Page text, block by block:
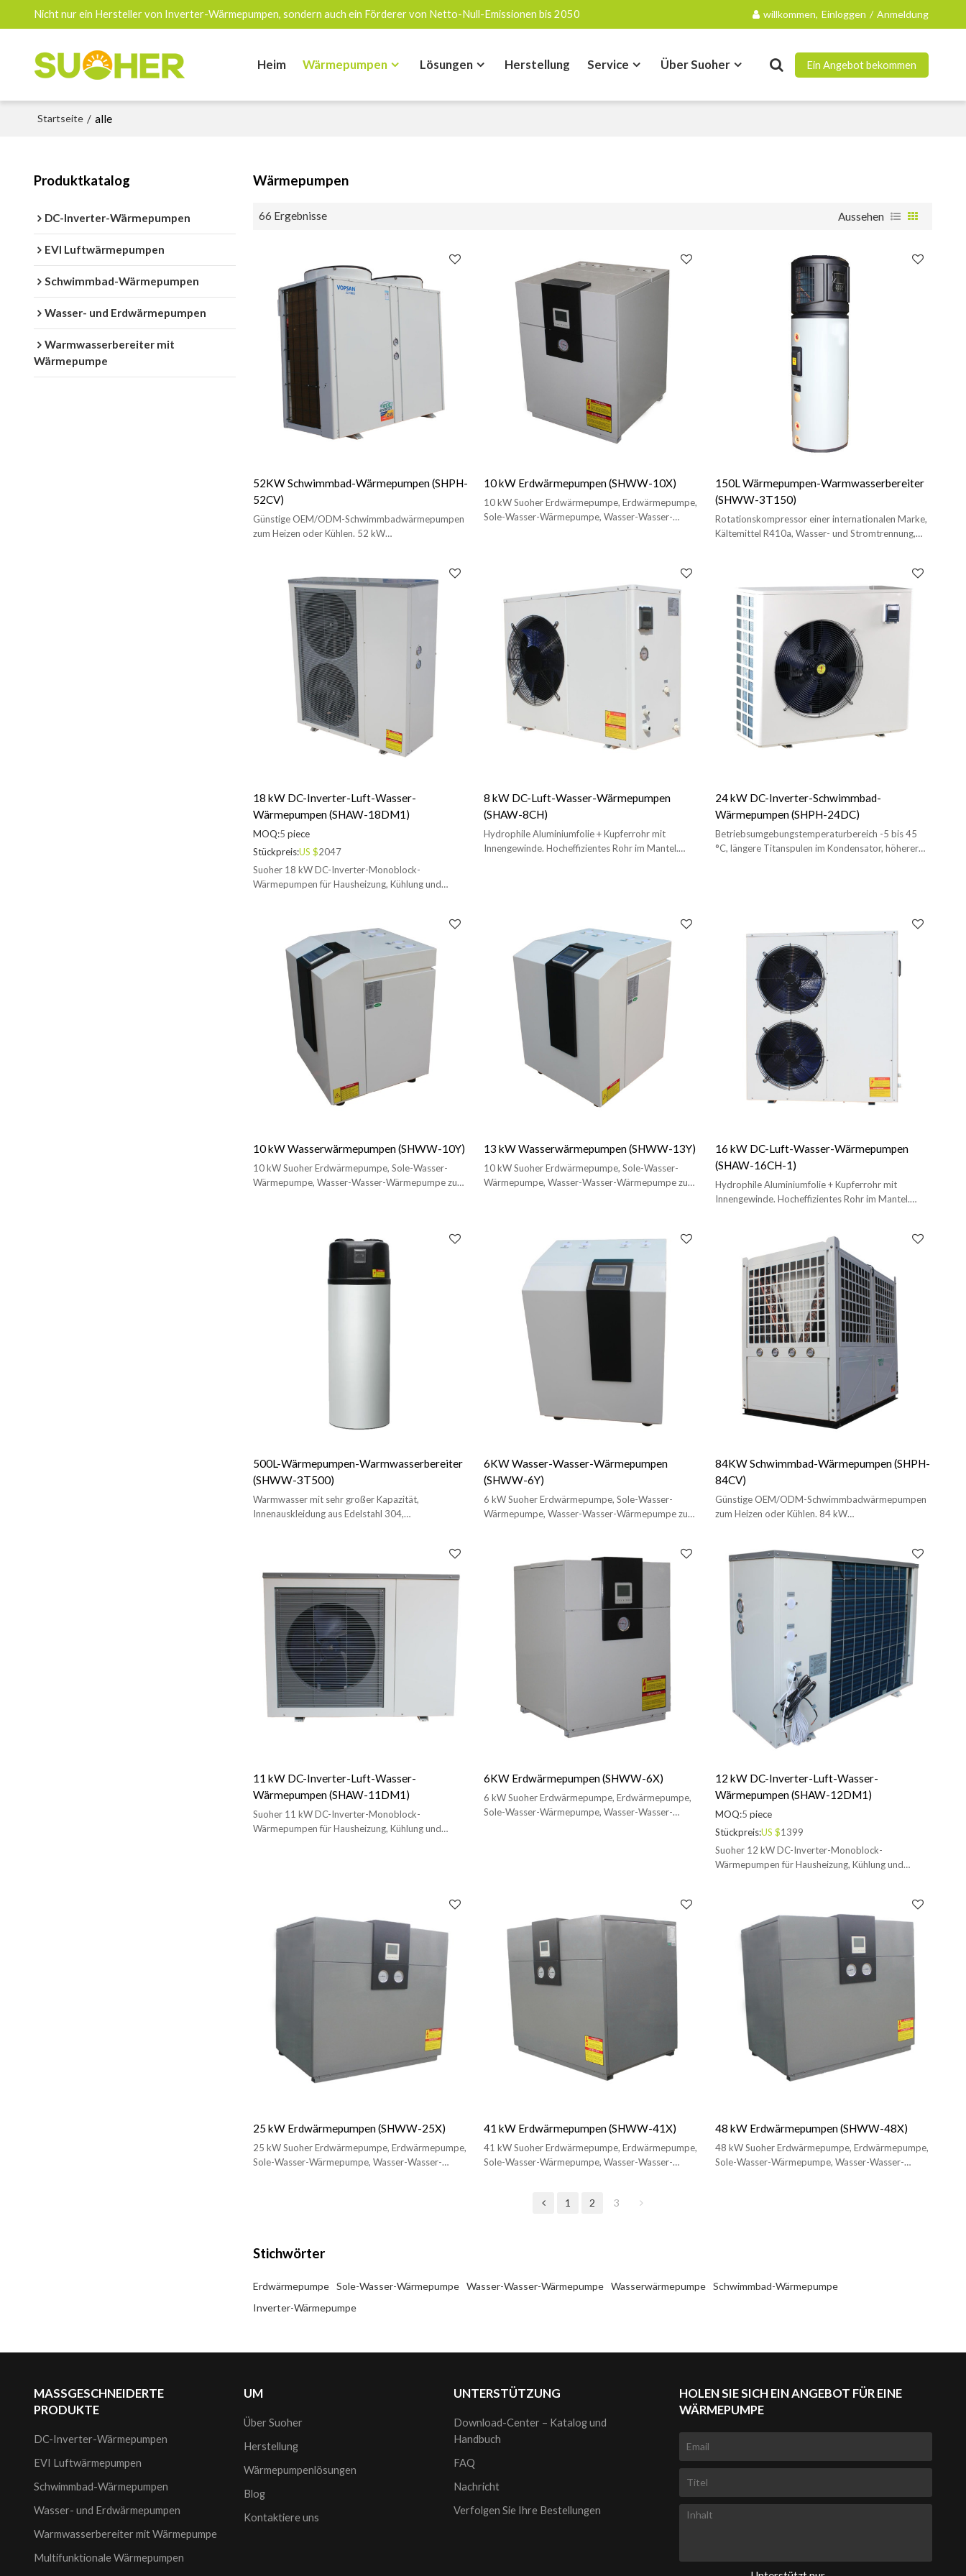
Nicht nur ein Hersteller von Inverter-Wärmepumpen, sondern auch ein Förderer von Netto-Null-Emissionen bis 2050 willkommen, Einloggen / Anmeldung
Heim Wärmepumpen Lösungen Herstellung Service Über Suoher Ein Angebot bekommen
Startseite / alle
Produktkatalog
DC-Inverter-Wärmepumpen
EVI Luftwärmepumpen
Schwimmbad-Wärmepumpen
Wasser- und Erdwärmepumpen
Warmwasserbereiter mit
Wärmepumpe
Wärmepumpen
66 Ergebnisse Aussehen
52KW Schwimmbad-Wärmepumpen (SHPH-
52CV)
Günstige OEM/ODM-Schwimmbadwärmepumpen
zum Heizen oder Kühlen. 52 kW
10 kW Erdwärmepumpen (SHWW-10X)
10 kW Suoher Erdwärmepumpe, Erdwärmepumpe,
Sole-Wasser-Wärmepumpe, Wasser-Wasser-
150L Wärmepumpen-Warmwasserbereiter
(SHWW-3T150)
Rotationskompressor einer internationalen Marke,
Kältemittel R410a, Wasser- und Stromtrennung,
18 kW DC-Inverter-Luft-Wasser-
Wärmepumpen (SHAW-18DM1)
MOQ:5 piece
Stückpreis:US $2047
Suoher 18 kW DC-Inverter-Monoblock-
Wärmepumpen für Hausheizung, Kühlung und
8 kW DC-Luft-Wasser-Wärmepumpen
(SHAW-8CH)
Hydrophile Aluminiumfolie + Kupferrohr mit
Innengewinde. Hocheffizientes Rohr im Mantel.
24 kW DC-Inverter-Schwimmbad-
Wärmepumpen (SHPH-24DC)
Betriebsumgebungstemperaturbereich -5 bis 45
°C, längere Titanspulen im Kondensator, höherer
10 kW Wasserwärmepumpen (SHWW-10Y)
10 kW Suoher Erdwärmepumpe, Sole-Wasser-
Wärmepumpe, Wasser-Wasser-Wärmepumpe zum
13 kW Wasserwärmepumpen (SHWW-13Y)
10 kW Suoher Erdwärmepumpe, Sole-Wasser-
Wärmepumpe, Wasser-Wasser-Wärmepumpe zum
16 kW DC-Luft-Wasser-Wärmepumpen
(SHAW-16CH-1)
Hydrophile Aluminiumfolie + Kupferrohr mit
Innengewinde. Hocheffizientes Rohr im Mantel.
500L-Wärmepumpen-Warmwasserbereiter
(SHWW-3T500)
Warmwasser mit sehr großer Kapazität,
Innenauskleidung aus Edelstahl 304,
6KW Wasser-Wasser-Wärmepumpen
(SHWW-6Y)
6 kW Suoher Erdwärmepumpe, Sole-Wasser-
Wärmepumpe, Wasser-Wasser-Wärmepumpe zum
84KW Schwimmbad-Wärmepumpen (SHPH-
84CV)
Günstige OEM/ODM-Schwimmbadwärmepumpen
zum Heizen oder Kühlen. 84 kW
11 kW DC-Inverter-Luft-Wasser-
Wärmepumpen (SHAW-11DM1)
Suoher 11 kW DC-Inverter-Monoblock-
Wärmepumpen für Hausheizung, Kühlung und
6KW Erdwärmepumpen (SHWW-6X)
6 kW Suoher Erdwärmepumpe, Erdwärmepumpe,
Sole-Wasser-Wärmepumpe, Wasser-Wasser-
12 kW DC-Inverter-Luft-Wasser-
Wärmepumpen (SHAW-12DM1)
MOQ:5 piece
Stückpreis:US $1399
Suoher 12 kW DC-Inverter-Monoblock-
Wärmepumpen für Hausheizung, Kühlung und
25 kW Erdwärmepumpen (SHWW-25X)
25 kW Suoher Erdwärmepumpe, Erdwärmepumpe,
Sole-Wasser-Wärmepumpe, Wasser-Wasser-
41 kW Erdwärmepumpen (SHWW-41X)
41 kW Suoher Erdwärmepumpe, Erdwärmepumpe,
Sole-Wasser-Wärmepumpe, Wasser-Wasser-
48 kW Erdwärmepumpen (SHWW-48X)
48 kW Suoher Erdwärmepumpe, Erdwärmepumpe,
Sole-Wasser-Wärmepumpe, Wasser-Wasser-
1 2 3
Stichwörter
Erdwärmepumpe Sole-Wasser-Wärmepumpe Wasser-Wasser-Wärmepumpe Wasserwärmepumpe
Schwimmbad-Wärmepumpe
Inverter-Wärmepumpe
MASSGESCHNEIDERTE
PRODUKTE
DC-Inverter-Wärmepumpen
EVI Luftwärmepumpen
Schwimmbad-Wärmepumpen
Wasser- und Erdwärmepumpen
Warmwasserbereiter mit Wärmepumpe
Multifunktionale Wärmepumpen
UM
Über Suoher
Herstellung
Wärmepumpenlösungen
Blog
Kontaktiere uns
UNTERSTÜTZUNG
Download-Center – Katalog und
Handbuch
FAQ
Nachricht
Verfolgen Sie Ihre Bestellungen
HOLEN SIE SICH EIN ANGEBOT FÜR EINE
WÄRMEPUMPE